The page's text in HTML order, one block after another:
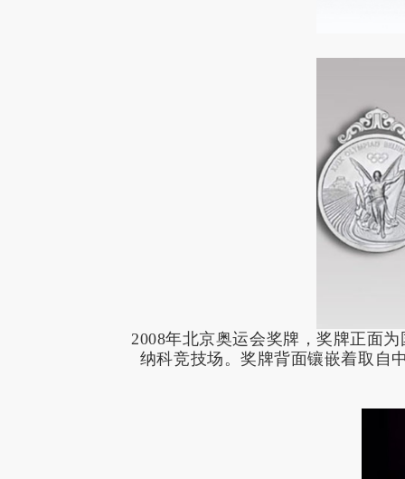
2008年北京奥运会奖牌，奖牌正面
纳科竞技场。奖牌背面镶嵌着取自